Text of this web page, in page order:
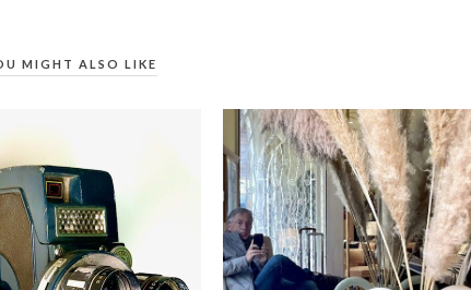
MIGHT ALSO LIKE